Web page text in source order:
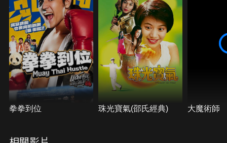
拳拳到位 珠光寶氣(邵氏經典) 大魔術師